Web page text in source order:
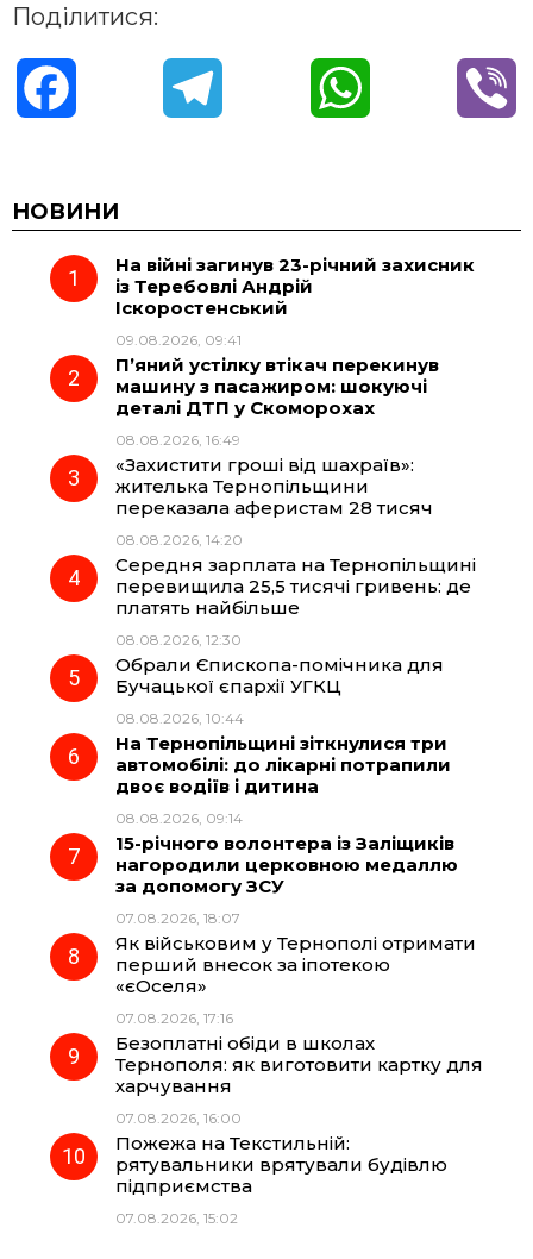
Поділитися:
c
e
o
k
e
r
a
m
t
A
p
НОВИНИ
На війні загинув 23-річний захисник
із Теребовлі Андрій
Іскоростенський
09.08.2026, 09:41
П’яний устілку втікач перекинув
машину з пасажиром: шокуючі
деталі ДТП у Скоморохах
08.08.2026, 16:49
«Захистити гроші від шахраїв»:
жителька Тернопільщини
переказала аферистам 28 тисяч
08.08.2026, 14:20
Середня зарплата на Тернопільщині
перевищила 25,5 тисячі гривень: де
платять найбільше
08.08.2026, 12:30
Обрали Єпископа-помічника для
Бучацької єпархії УГКЦ
08.08.2026, 10:44
На Тернопільщині зіткнулися три
автомобілі: до лікарні потрапили
двоє водіїв і дитина
08.08.2026, 09:14
15-річного волонтера із Заліщиків
нагородили церковною медаллю
за допомогу ЗСУ
07.08.2026, 18:07
Як військовим у Тернополі отримати
перший внесок за іпотекою
«єОселя»
07.08.2026, 17:16
Безоплатні обіди в школах
Тернополя: як виготовити картку для
харчування
07.08.2026, 16:00
Пожежа на Текстильній:
рятувальники врятували будівлю
підприємства
07.08.2026, 15:02